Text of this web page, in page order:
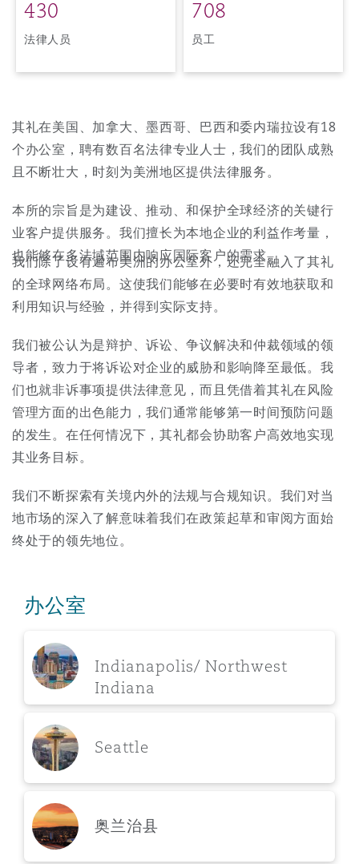
Insurance Coverage
Non-Contentious
Satellite & Space
知识产权
Financial Institutions,
Officers
Healthcare
Insurance Coverage
Marine
Political Risk & Trade Credit
Specialty
管法规与调查 Professional Services
尔本
斯
海
加坡
尼
兰巴托 – 联营办公室
萨斯城
杉矶
阿密
特利尔
泽西
约
兰治县
哥华
盛顿
塞尔多夫
拉斯哥（G1大厦）
尔福德
堡
兹
物浦
敦
尼克
卡斯尔
430
法律人员
708
员工
其礼在美国、加拿大、墨西哥、巴西和委内瑞拉设有18
个办公室，聘有数百名法律专业人士，我们的团队成熟
且不断壮大，时刻为美洲地区提供法律服务。
本所的宗旨是为建设、推动、和保护全球经济的关键行
业客户提供服务。我们擅长为本地企业的利益作考量，
也能够在多法域范围内响应国际客户的需求。
我们除了设有遍布美洲的办公室外，还完全融入了其礼
的全球网络布局。这使我们能够在必要时有效地获取和
利用知识与经验，并得到实际支持。
我们被公认为是辩护、诉讼、争议解决和仲裁领域的领
导者，致力于将诉讼对企业的威胁和影响降至最低。我
们也就非诉事项提供法律意见，而且凭借着其礼在风险
管理方面的出色能力，我们通常能够第一时间预防问题
的发生。在任何情况下，其礼都会协助客户高效地实现
其业务目标。
我们不断探索有关境内外的法规与合规知识。我们对当
地市场的深入了解意味着我们在政策起草和审阅方面始
终处于的领先地位。
办公室
Indianapolis/ Northwest
Indiana
Seattle
奥兰治县